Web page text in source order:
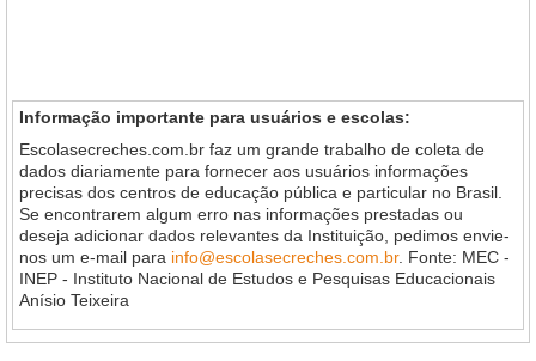
Informação importante para usuários e escolas:
Escolasecreches.com.br faz um grande trabalho de coleta de
dados diariamente para fornecer aos usuários informações
precisas dos centros de educação pública e particular no Brasil.
Se encontrarem algum erro nas informações prestadas ou
deseja adicionar dados relevantes da Instituição, pedimos envie-
nos um e-mail para info@escolasecreches.com.br. Fonte: MEC -
INEP - Instituto Nacional de Estudos e Pesquisas Educacionais
Anísio Teixeira